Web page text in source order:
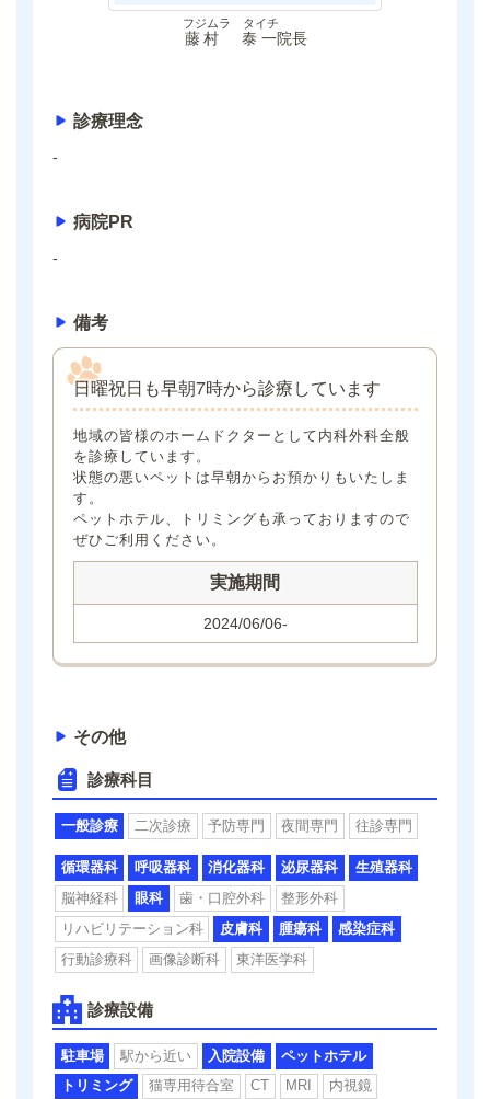
藤村 泰一
フジムラ タイチ
院長
診療理念
-
病院PR
-
備考
日曜祝日も早朝7時から診療しています
地域の皆様のホームドクターとして内科外科全般
を診療しています。
状態の悪いペットは早朝からお預かりもいたしま
す。
ペットホテル、トリミングも承っておりますので
ぜひご利用ください。
実施期間
2024/06/06-
その他
診療科目
一般診療 二次診療 予防専門 夜間専門 往診専門
循環器科 呼吸器科 消化器科 泌尿器科
生殖器科
脳神経科
眼科 歯・口腔外科
整形外科
リハビリテーション科
皮膚科 腫瘍科
感染症科
行動診療科
画像診断科 東洋医学科
診療設備
駐車場 駅から近い 入院設備
ペットホテル
トリミング
猫専用待合室 CT MRI
内視鏡